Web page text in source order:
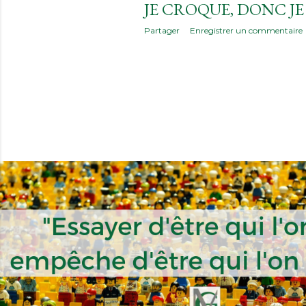
i
JE CROQUE, DONC
Partager Enregistrer un commentaire